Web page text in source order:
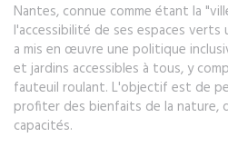
Nantes, connue comme étant la
l'accessibilité de ses espaces verts
a mis en œuvre une politique
et jardins accessibles à tous, y
fauteuil roulant. L'objectif est de
profiter des bienfaits de la nature,
capacités.